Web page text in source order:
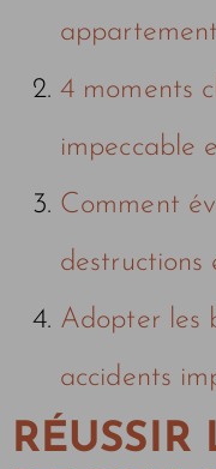
4 moments
impeccable
Comment
destructions
Adopter les
accidents
RÉUSSIR